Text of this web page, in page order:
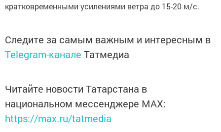
кратковременными усилениями ветра до 15-20 м/с.
Следите за самым важным и интересным в
Telegram-канале Татмедиа
Читайте новости Татарстана в
национальном мессенджере MАХ:
https://max.ru/tatmedia